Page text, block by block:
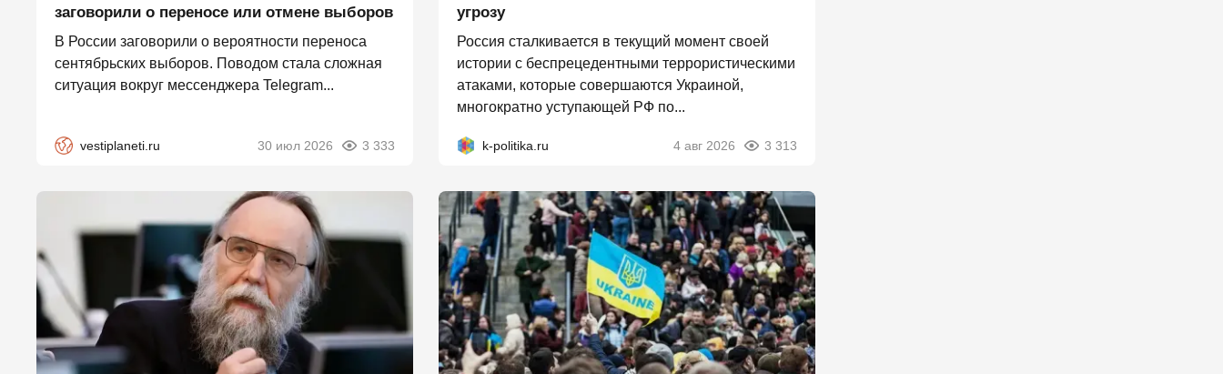
заговорили о переносе или отмене выборов
В России заговорили о вероятности переноса
сентябрьских выборов. Поводом стала сложная
ситуация вокруг мессенджера Telegram...
vestiplaneti.ru 30 июл 2026 3 333
угрозу
Россия сталкивается в текущий момент своей
истории с беспрецедентными террористическими
атаками, которые совершаются Украиной,
многократно уступающей РФ по...
k-politika.ru 4 авг 2026 3 313